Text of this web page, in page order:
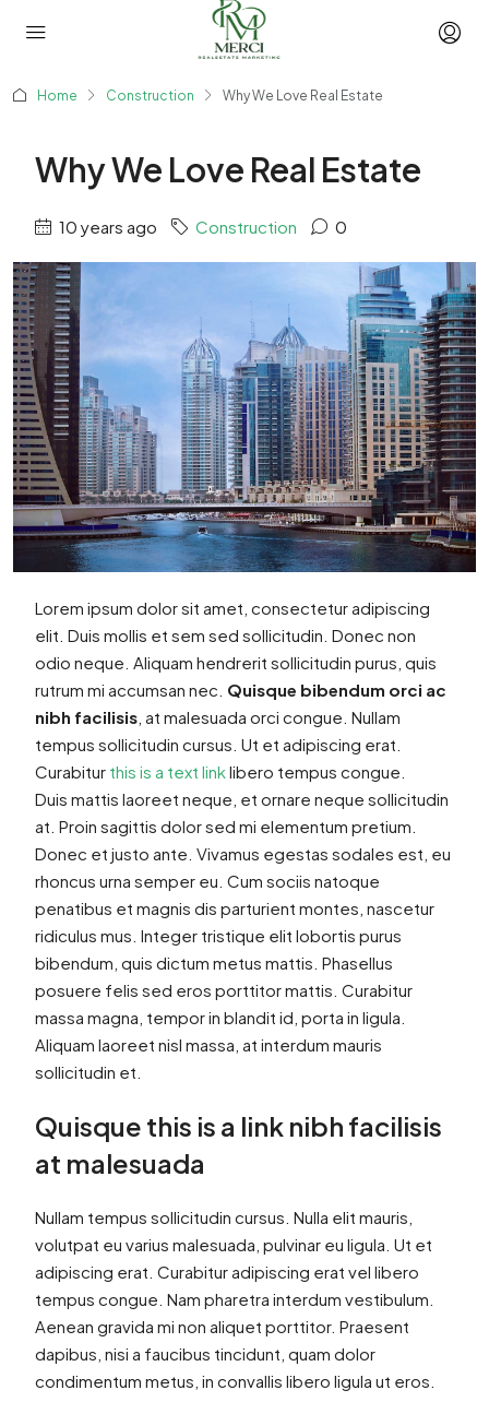
Home Construction Why We Love Real Estate
Why We Love Real Estate
10 years ago Construction 0
Lorem ipsum dolor sit amet, consectetur adipiscing
elit. Duis mollis et sem sed sollicitudin. Donec non
odio neque. Aliquam hendrerit sollicitudin purus, quis
rutrum mi accumsan nec. Quisque bibendum orci ac
nibh facilisis , at malesuada orci congue. Nullam
tempus sollicitudin cursus. Ut et adipiscing erat.
Curabitur this is a text linklibero tempus congue.
Duis mattis laoreet neque, et ornare neque sollicitudin
at. Proin sagittis dolor sed mi elementum pretium.
Donec et justo ante. Vivamus egestas sodales est, eu
rhoncus urna semper eu. Cum sociis natoque
penatibus et magnis dis parturient montes, nascetur
ridiculus mus. Integer tristique elit lobortis purus
bibendum, quis dictum metus mattis. Phasellus
posuere felis sed eros porttitor mattis. Curabitur
massa magna, tempor in blandit id, porta in ligula.
Aliquam laoreet nisl massa, at interdum mauris
sollicitudin et.
Quisque this is a link nibh facilisis
at malesuada
Nullam tempus sollicitudin cursus. Nulla elit mauris,
volutpat eu varius malesuada, pulvinar eu ligula. Ut et
adipiscing erat. Curabitur adipiscing erat vel libero
tempus congue. Nam pharetra interdum vestibulum.
Aenean gravida mi non aliquet porttitor. Praesent
dapibus, nisi a faucibus tincidunt, quam dolor
condimentum metus, in convallis libero ligula ut eros.